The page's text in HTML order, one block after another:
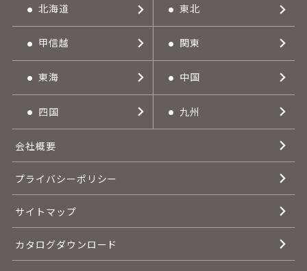
北海道 東北
甲信越 関東
東海 中国
四国 九州
会社概要
プライバシーポリシー
サイトマップ
カタログダウンロード